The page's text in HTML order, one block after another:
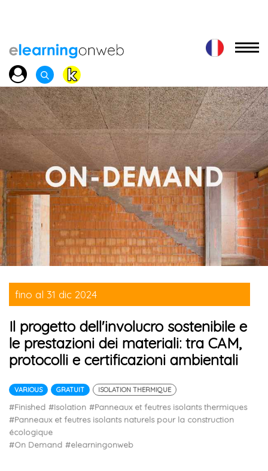
fino al 31 dic 2024
Il progetto dell'involucro sostenibile e
le prestazioni dei materiali: tra CAM,
protocolli e certificazioni ambientali
VARIOUS GRATUIT ISOLATION THERMIQUE
#Finished #Isolation #Panneaux et feutres isolants thermiques
#Panneaux et feutres isolants naturels pour la construction
écologique
#On Demand #elearningonweb